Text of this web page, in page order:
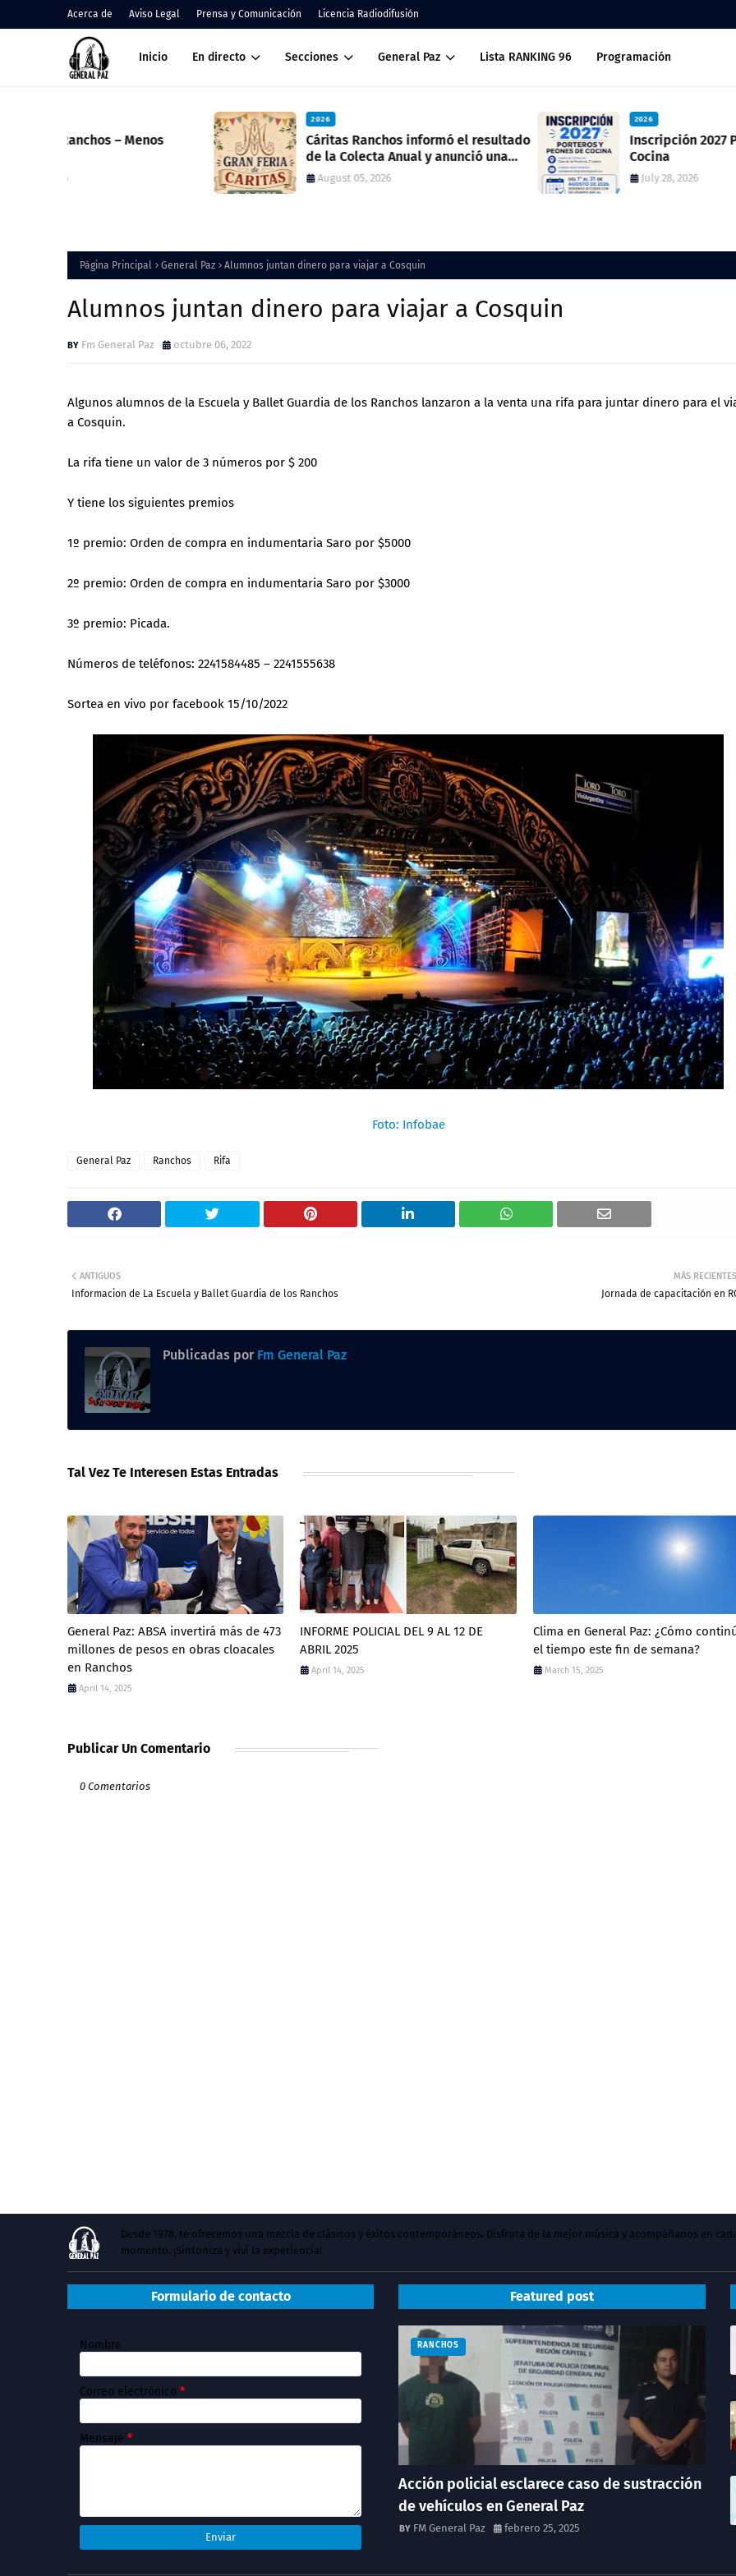
Acerca de Aviso Legal Prensa y Comunicación Licencia Radiodifusión
Inicio En directo Secciones General Paz Lista RANKING 96 Programación
Cáritas Ranchos informó el resultado
de la Colecta Anual y anunció una
nueva feria solidaria
August 05, 2026
Inscripción 2027 Porteros y Peones de
Cocina
July 28, 2026
Página Principal General Paz Alumnos juntan dinero para viajar a Cosquin
Alumnos juntan dinero para viajar a Cosquin
Fm General Paz octubre 06, 2022
Algunos alumnos de la Escuela y Ballet Guardia de los Ranchos lanzaron a la venta una rifa para juntar dinero para el
a Cosquin.
La rifa tiene un valor de 3 números por $ 200
Y tiene los siguientes premios
1º premio: Orden de compra en indumentaria Saro por $5000
2º premio: Orden de compra en indumentaria Saro por $3000
3º premio: Picada.
Números de teléfonos: 2241584485 – 2241555638
Sortea en vivo por facebook 15/10/2022
Foto: Infobae
General Paz Ranchos Rifa
MÁS RECIENTES
Jornada de capacitación en
ANTIGUOS
Informacion de La Escuela y Ballet Guardia de los Ranchos
Publicadas por Fm General Paz
Tal Vez Te Interesen Estas Entradas
General Paz: ABSA invertirá más de 473
millones de pesos en obras cloacales
en Ranchos
April 14, 2025
INFORME POLICIAL DEL 9 AL 12 DE
ABRIL 2025
April 14, 2025
Clima en General Paz: ¿Cómo
el tiempo este fin de semana?
March 15, 2025
Publicar Un Comentario
0 Comentarios
Desde 1978, te ofrecemos una mezcla de clásicos y éxitos contemporáneos. Disfruta de la mejor música y acompáñanos en
momento. ¡Sintoniza y vivi la experiencia!
Formulario de contacto
Nombre
Correo electrónico *
Mensaje *
Featured post
RANCHOS
Acción policial esclarece caso de sustracción
de vehículos en General Paz
FM General Paz febrero 25, 2025